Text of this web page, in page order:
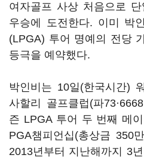
여자골프 사상 처음으로
우승에 도전한다. 이미 박
(LPGA) 투어 명예의 전당
등극을 예약했다.
박인비는 10일(한국시간)
사할리 골프클럽(파
즌 LPGA 투어 두 번째 메
PGA챔피언십(총상금 350
2013년부터 지난해까지 3